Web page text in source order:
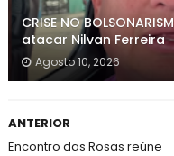
CRISE NO
atacar Nilvan Ferreira
Agosto 10, 2026
ANTERIOR
Encontro das Rosas reúne